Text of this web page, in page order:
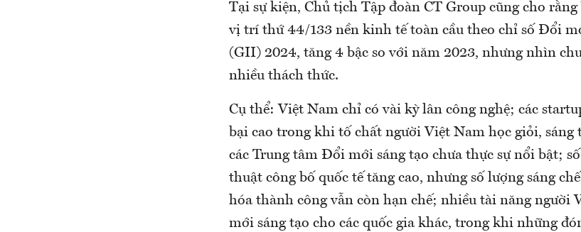
Tại sự kiện, Chủ tịch Tập đoàn CT Group cũng cho
vị trí thứ 44/133 nền kinh tế toàn cầu theo chỉ số Đổi
(GII) 2024, tăng 4 bậc so với năm 2023, nhưng nhìn
nhiều thách thức.
Cụ thể: Việt Nam chỉ có vài kỳ lân công nghệ; các
bại cao trong khi tố chất người Việt Nam học giỏi, sáng
các Trung tâm Đổi mới sáng tạo chưa thực sự nổi bật;
thuật công bố quốc tế tăng cao, nhưng số lượng sáng
hóa thành công vẫn còn hạn chế; nhiều tài năng người
mới sáng tạo cho các quốc gia khác, trong khi những